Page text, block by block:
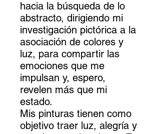
hacia la búsqueda de lo
abstracto, dirigiendo mi
investigación pictórica a la
asociación de colores y
luz, para compartir las
emociones que me
impulsan y, espero,
revelen más que mi
estado.
Mis pinturas tienen como
objetivo traer luz, alegría y